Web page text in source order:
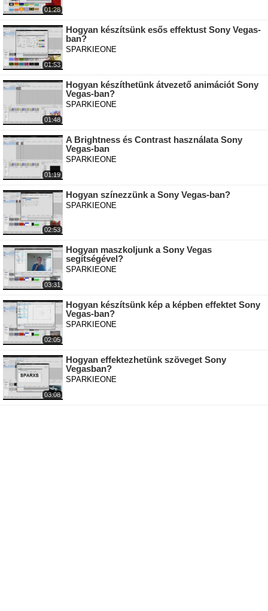
01:28
01:53
Hogyan készítsünk esős effektust Sony Vegas-
ban?
SPARKIEONE
01:48
Hogyan készíthetünk átvezető animációt Sony
Vegas-ban?
SPARKIEONE
01:19
A Brightness és Contrast használata Sony
Vegas-ban
SPARKIEONE
02:53
Hogyan színezzünk a Sony Vegas-ban?
SPARKIEONE
03:31
Hogyan maszkoljunk a Sony Vegas
segítségével?
SPARKIEONE
02:05
Hogyan készítsünk kép a képben effektet Sony
Vegas-ban?
SPARKIEONE
03:08
Hogyan effektezhetünk szöveget Sony
Vegasban?
SPARKIEONE